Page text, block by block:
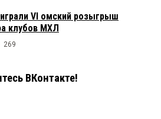
VI омский розыгрыш
клубов МХЛ
269
ВКонтакте!